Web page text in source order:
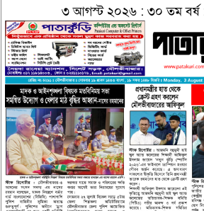
৩ আগস্ট ২০২৬ : ৩০ তম বর্ষ